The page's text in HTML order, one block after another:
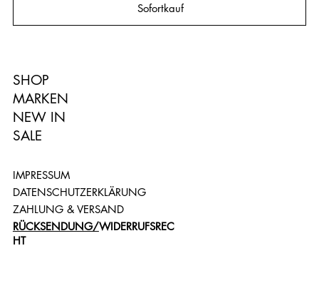
Sofortkauf
SHOP
MARKEN
NEW IN
SALE
IMPRESSUM
DATENSCHUTZERKLÄRUNG
ZAHLUNG & VERSAND
RÜCKSENDUNG/WIDERRUFSREC
HT